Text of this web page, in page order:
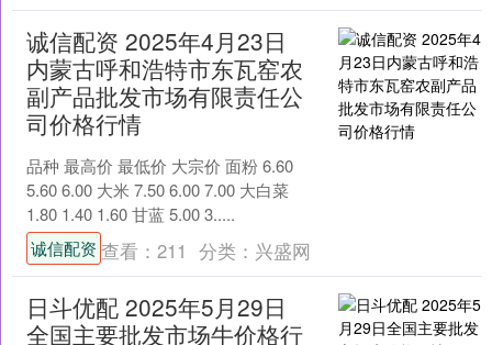
诚信配资 2025年4月23日
内蒙古呼和浩特市东瓦窑农
副产品批发市场有限责任公
司价格行情
品种 最高价 最低价 大宗价 面粉 6.60
5.60 6.00 大米 7.50 6.00 7.00 大白菜
1.80 1.40 1.60 甘蓝 5.00 3.....
诚信配资 查看： 211 分类： 兴盛网
日斗优配 2025年5月29日
全国主要批发市场牛价格行